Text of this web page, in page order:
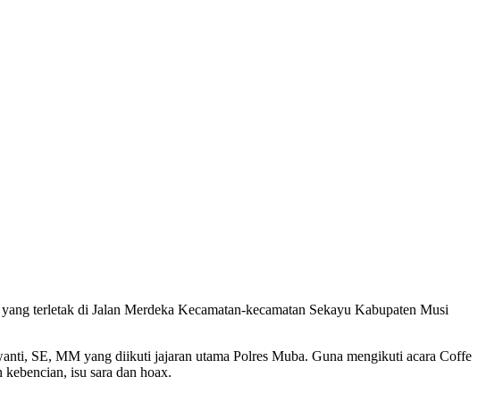
terletak di Jalan Merdeka Kecamatan-kecamatan Sekayu Kabupaten Musi
SE, MM yang diikuti jajaran utama Polres Muba. Guna mengikuti acara Coffe
isu sara dan hoax.